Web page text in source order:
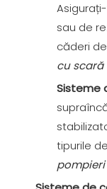
sau de
căderi
cu scară
Sisteme
tipurile